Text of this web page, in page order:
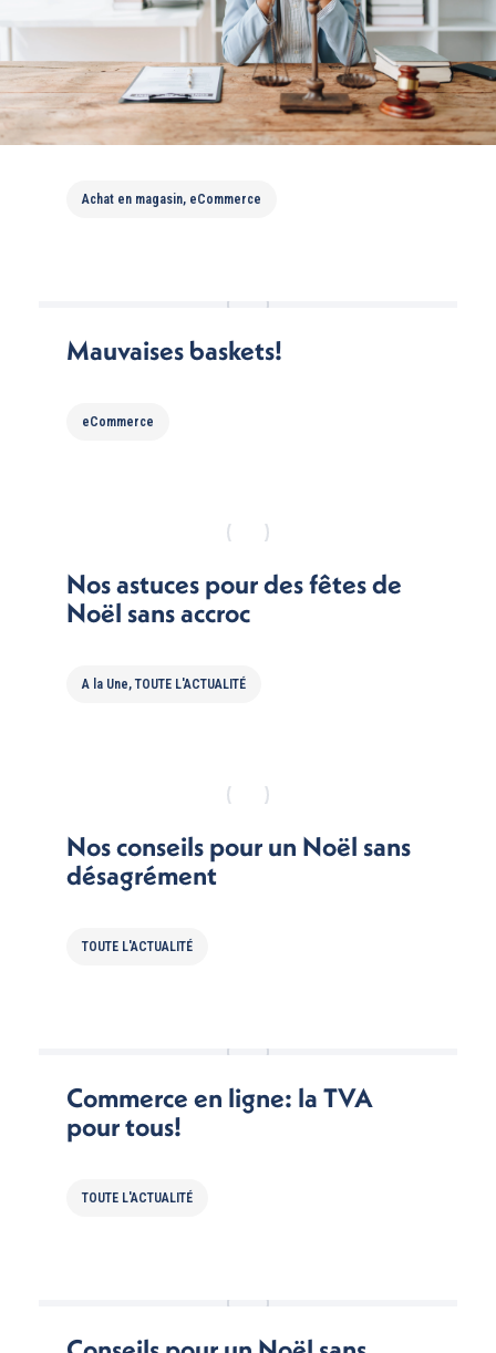
Bois éclaté !
Achat en magasin, eCommerce
Mauvaises baskets!
eCommerce
Nos astuces pour des fêtes de
Noël sans accroc
A la Une,TOUTE L'ACTUALITÉ
Nos conseils pour un Noël sans
désagrément
TOUTE L'ACTUALITÉ
Commerce en ligne: la TVA
pour tous!
TOUTE L'ACTUALITÉ